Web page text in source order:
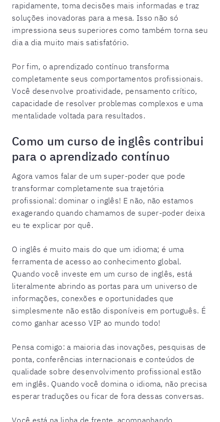
rapidamente, toma decisões mais informadas e traz
soluções inovadoras para a mesa. Isso não só
impressiona seus superiores como também torna seu
dia a dia muito mais satisfatório.
Por fim, o aprendizado contínuo transforma
completamente seus comportamentos profissionais.
Você desenvolve proatividade, pensamento crítico,
capacidade de resolver problemas complexos e uma
mentalidade voltada para resultados.
Como um curso de inglês contribui
para o aprendizado contínuo
Agora vamos falar de um super-poder que pode
transformar completamente sua trajetória
profissional: dominar o inglês! E não, não estamos
exagerando quando chamamos de super-poder deixa
eu te explicar por quê.
O inglês é muito mais do que um idioma; é uma
ferramenta de acesso ao conhecimento global.
Quando você investe em um curso de inglês, está
literalmente abrindo as portas para um universo de
informações, conexões e oportunidades que
simplesmente não estão disponíveis em português. É
como ganhar acesso VIP ao mundo todo!
Pensa comigo: a maioria das inovações, pesquisas de
ponta, conferências internacionais e conteúdos de
qualidade sobre desenvolvimento profissional estão
em inglês. Quando você domina o idioma, não precisa
esperar traduções ou ficar de fora dessas conversas.
Você está na linha de frente, acompanhando